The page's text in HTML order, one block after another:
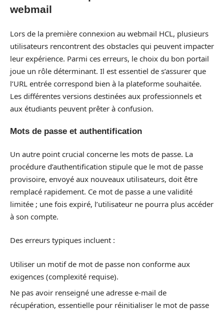
webmail
Lors de la première connexion au webmail HCL, plusieurs
utilisateurs rencontrent des obstacles qui peuvent impacter
leur expérience. Parmi ces erreurs, le choix du bon portail
joue un rôle déterminant. Il est essentiel de s’assurer que
l’URL entrée correspond bien à la plateforme souhaitée.
Les différentes versions destinées aux professionnels et
aux étudiants peuvent prêter à confusion.
Mots de passe et authentification
Un autre point crucial concerne les mots de passe. La
procédure d’authentification stipule que le mot de passe
provisoire, envoyé aux nouveaux utilisateurs, doit être
remplacé rapidement. Ce mot de passe a une validité
limitée ; une fois expiré, l’utilisateur ne pourra plus accéder
à son compte.
Des erreurs typiques incluent :
Utiliser un motif de mot de passe non conforme aux
exigences (complexité requise).
Ne pas avoir renseigné une adresse e-mail de
récupération, essentielle pour réinitialiser le mot de passe